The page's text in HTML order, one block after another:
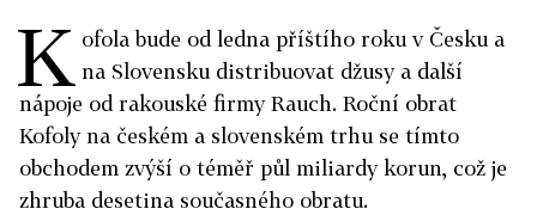
K ofola bude od ledna příštího roku v Česku a
na Slovensku distribuovat džusy a další
nápoje od rakouské firmy Rauch. Roční obrat
Kofoly na českém a slovenském trhu se tímto
obchodem zvýší o téměř půl miliardy korun, což je
zhruba desetina současného obratu.